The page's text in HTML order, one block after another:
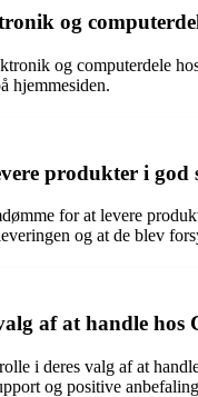
og
og computerdele
hjemmesiden.
produkter i god
for at levere
og at de blev
af at handle hos
i deres valg af at
og positive